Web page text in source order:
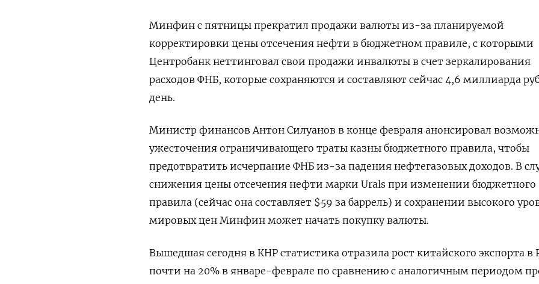
Минфин с пятницы ​прекратил продажи валюты из-за планируемой
корректировки цены отсечения нефти в бюджетном правиле, с которыми
Центробанк неттинговал свои продажи инвалюты в счет зеркалирования
расходов ФНБ, которые сохраняются и составляют сейчас 4,6 миллиарда
день.
Министр финансов Антон Силуанов в конце февраля анонсировал
ужесточения ограничивающего траты казны бюджетного правила, чтобы
предотвратить исчерпание ФНБ из-за падения нефтегазовых доходов. В
снижения цены отсечения нефти марки Urals при изменении бюджетного
правила (сейчас она составляет $59 за баррель) и сохранении высокого
мировых цен Минфин может начать покупку валюты.
Вышедшая сегодня в ​КНР статистика отразила рост китайского экспорта в
почти на 20% в январе-феврале по сравнению с аналогичным периодом